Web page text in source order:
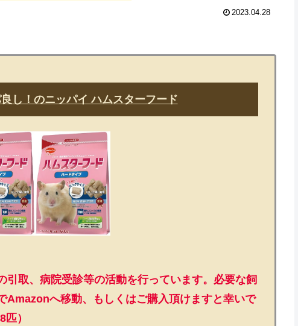
2023.04.28
し！のニッパイ ハムスターフード
引取、病院受診等の活動を行っています。必要な飼
Amazonへ移動、もしくはご購入頂けますと幸いで
）